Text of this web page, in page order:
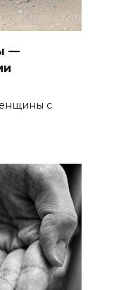
—
с